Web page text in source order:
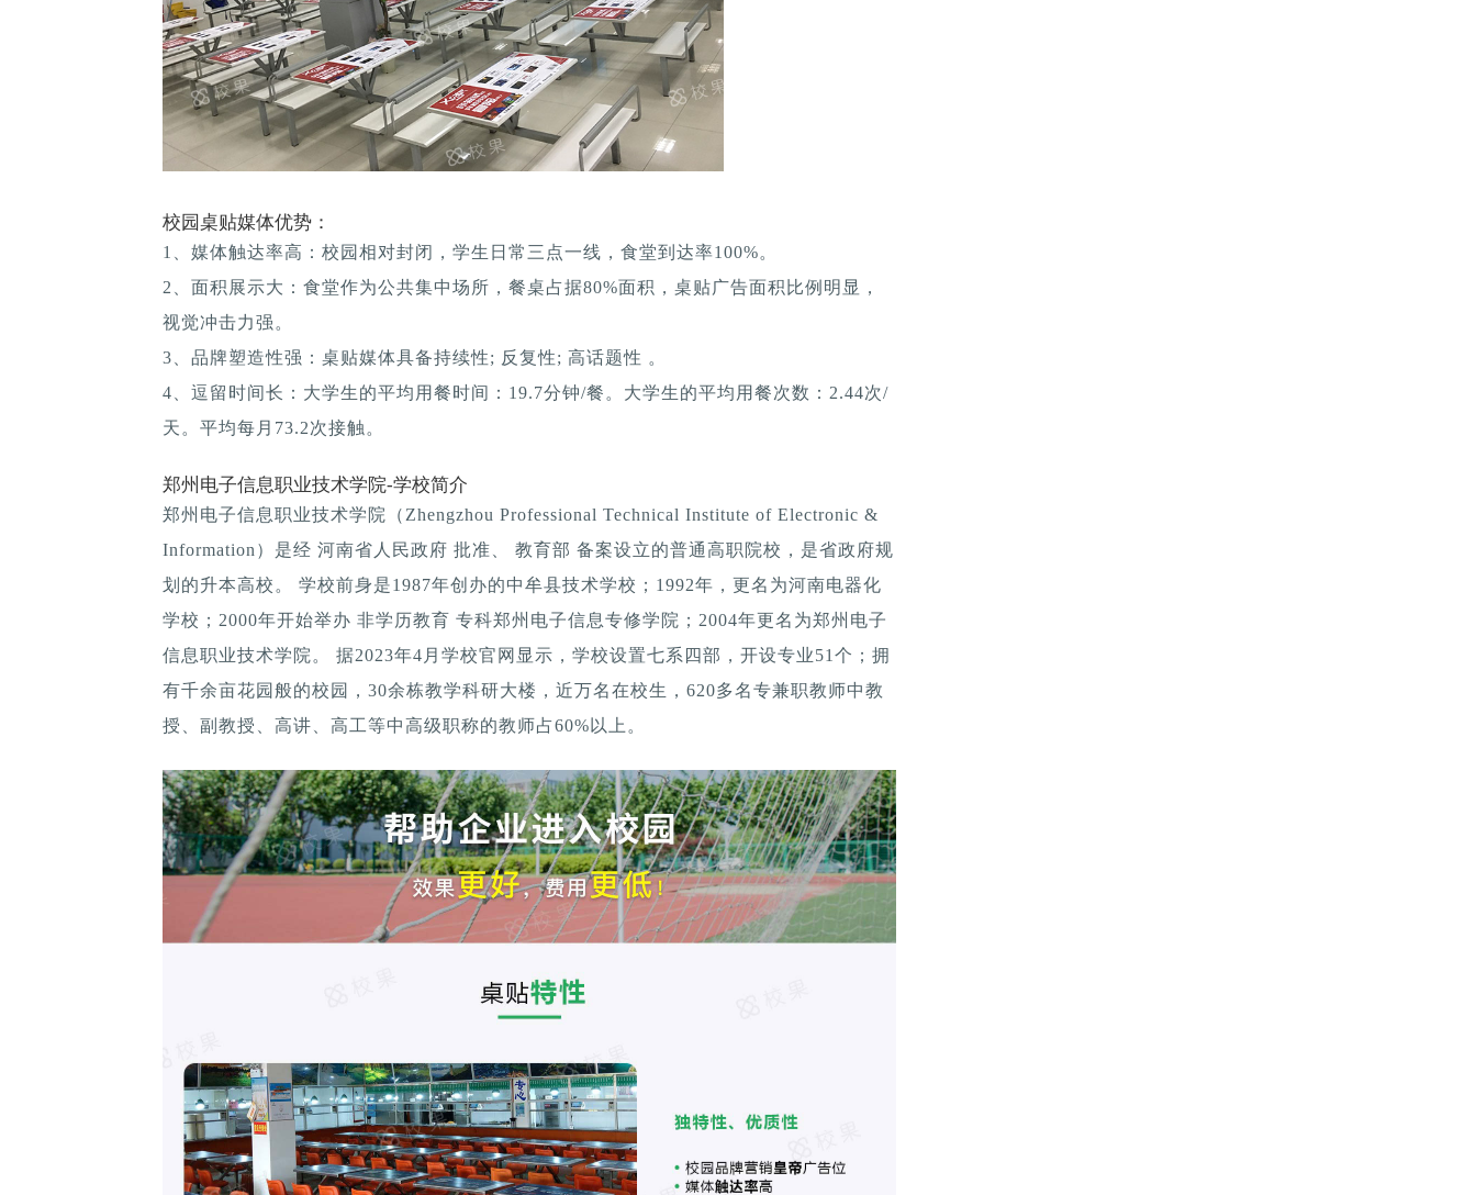
校园桌贴媒体优势：
1、媒体触达率高：校园相对封闭，学生日常三点一线，食堂到达率100%。
2、面积展示大：食堂作为公共集中场所，餐桌占据80%面积，桌贴广告面积比例明显，
视觉冲击力强。
3、品牌塑造性强：桌贴媒体具备持续性; 反复性; 高话题性 。
4、逗留时间长：大学生的平均用餐时间：19.7分钟/餐。大学生的平均用餐次数：2.44次/
天。平均每月73.2次接触。
郑州电子信息职业技术学院-学校简介
郑州电子信息职业技术学院（Zhengzhou Professional Technical Institute of Electronic &
Information）是经 河南省人民政府 批准、 教育部 备案设立的普通高职院校，是省政府规
划的升本高校。 学校前身是1987年创办的中牟县技术学校；1992年，更名为河南电器化
学校；2000年开始举办 非学历教育 专科郑州电子信息专修学院；2004年更名为郑州电子
信息职业技术学院。 据2023年4月学校官网显示，学校设置七系四部，开设专业51个；拥
有千余亩花园般的校园，30余栋教学科研大楼，近万名在校生，620多名专兼职教师中教
授、副教授、高讲、高工等中高级职称的教师占60%以上。